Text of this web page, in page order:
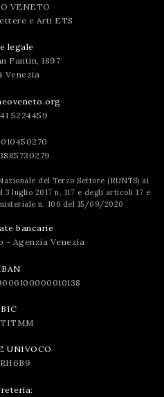
VENETO
e Arti ETS
legale
Fantin, 1897
Venezia
5224459
del Terzo Settore (RUNTS) ai
3 luglio 2017 n. 117 e degli articoli 17 e
n. 106 del 15/09/2020
bancarie
- Agenzia Venezia
BIC
UNIVOCO